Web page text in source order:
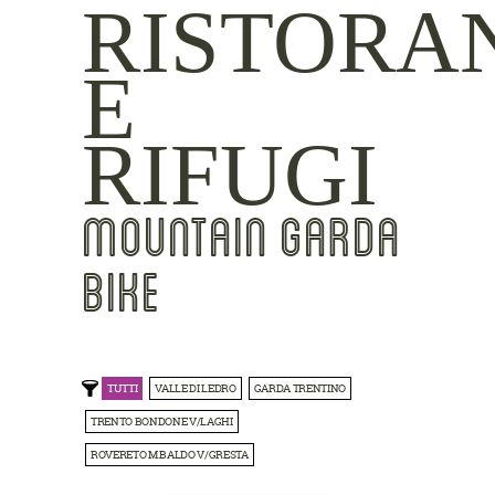
E
RIFUGI
MOUNTAIN GARDA
BIKE
TUTTI VALLE DI LEDRO GARDA TRENTINO
TRENTO BONDONE V/LAGHI
ROVERETO M.BALDO V/GRESTA